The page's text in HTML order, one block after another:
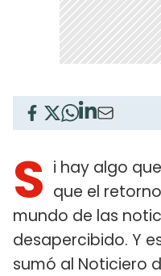
S i hay algo
que el
mundo de las
desapercibido. Y
sumó al Noticiero